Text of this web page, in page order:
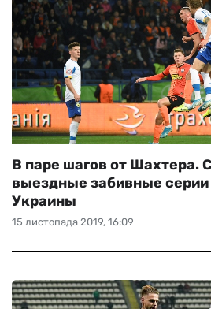
15 листопада 2019, 16:09
В паре шагов от Шахтера.
выездные забивные серии
Украины